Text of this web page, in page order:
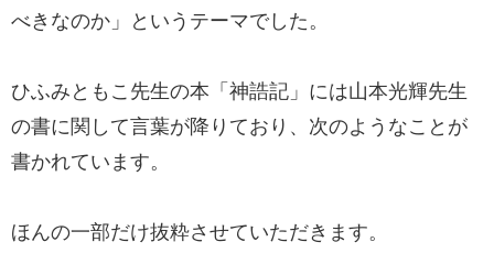
べきなのか」というテーマでした。
ひふみともこ先生の本「神誥記」には山本光輝先生
の書に関して言葉が降りており、次のようなことが
書かれています。
ほんの一部だけ抜粋させていただきます。